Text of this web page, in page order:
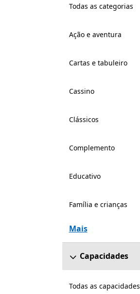
Todas as categorias
Ação e aventura
Cartas e tabuleiro
Cassino
Clássicos
Complemento
Educativo
Família e crianças
Mais
Capacidades
Todas as capacidades